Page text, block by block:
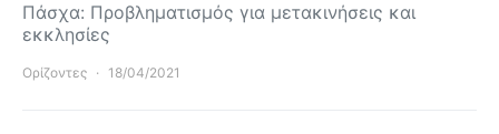
Πάσχα: Προβληματισμός για μετακινήσεις και
εκκλησίες
Ορίζοντες 18/04/2021